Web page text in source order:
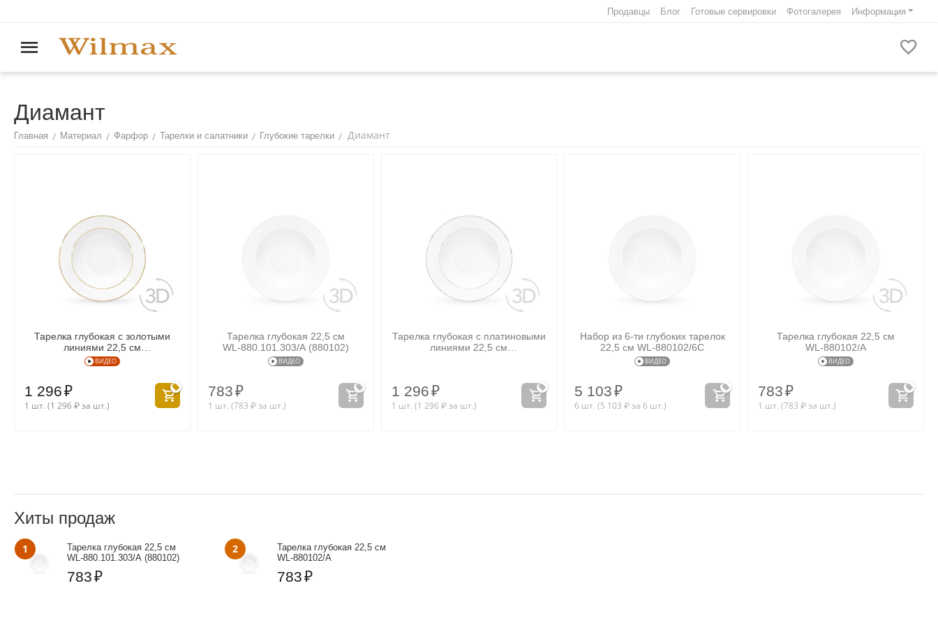
Продавцы Блог Готовые сервировки Фотогалерея Информация
Диамант
Главная / Материал / Фарфор / Тарелки и салатники / Глубокие тарелки / Диамант
Тарелка глубокая с золотыми
линиями 22,5 см
WL‑880.102.303/A
ВИДЕО
1 296₽
1 шт. (1 296₽за шт.)
Тарелка глубокая 22,5 см
WL‑880.101.303/A (880102)
ВИДЕО
783₽
1 шт. (783 ₽за шт.)
Тарелка глубокая с платиновыми
линиями 22,5 см
1 296₽
1 шт. (1 296 ₽за шт.)
Набор из 6-ти глубоких тарелок
22,5 см WL‑880102/6C
ВИДЕО
5 103₽
6 шт. (5 103 ₽за 6 шт.)
Тарелка глубокая 22,5 см
WL‑880102/A
ВИДЕО
783₽
1 шт. (783 ₽за шт.)
Хиты продаж
1
Тарелка глубокая 22,5 см
WL‑880.101.303/A (880102)
783₽
2
Тарелка глубокая 22,5 см
WL‑880102/A
783₽